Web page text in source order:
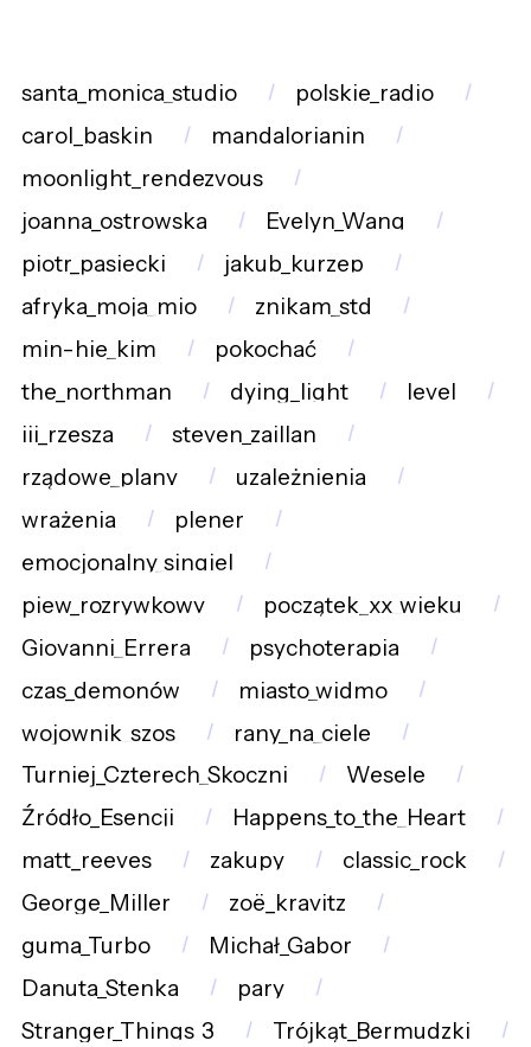
santa_monica_studio
polskie_radio
carol_baskin
mandalorianin
moonlight_rendezvous
joanna_ostrowska
Evelyn_Wang
piotr_pasiecki
jakub_kurzep
afryka_moja_mio
znikam_std
min-hie_kim
pokochać
the_northman
dying_light
level
iii_rzesza
steven_zaillan
rządowe_plany
uzależnienia
wrażenia
plener
emocjonalny_singiel
piew_rozrywkowy
początek_xx_wieku
Giovanni_Errera
psychoterapia
czas_demonów
miasto_widmo
wojownik_szos
rany_na_ciele
Turniej_Czterech_Skoczni
Wesele
Źródło_Esencji
Happens_to_the_Heart
matt_reeves
zakupy
classic_rock
George_Miller
zoë_kravitz
guma_Turbo
Michał_Gabor
Danuta_Stenka
pary
Stranger_Things_3
Trójkąt_Bermudzki